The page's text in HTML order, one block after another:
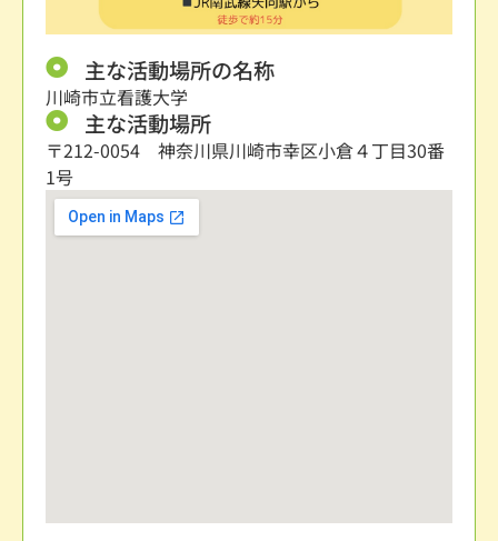
主な活動場所の名称
川崎市立看護大学
主な活動場所
〒212-0054 神奈川県川崎市幸区小倉４丁目30番
1号